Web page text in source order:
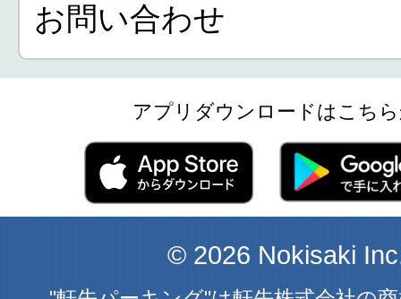
お問い合わせ
アプリダウンロードはこち
© 2026 Nokisaki